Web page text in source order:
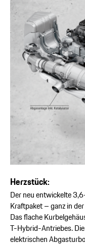
Herzstück:
Der neu entwickelte
Kraftpaket – ganz in
Das flache
T-Hybrid-Antriebes.
elektrischen